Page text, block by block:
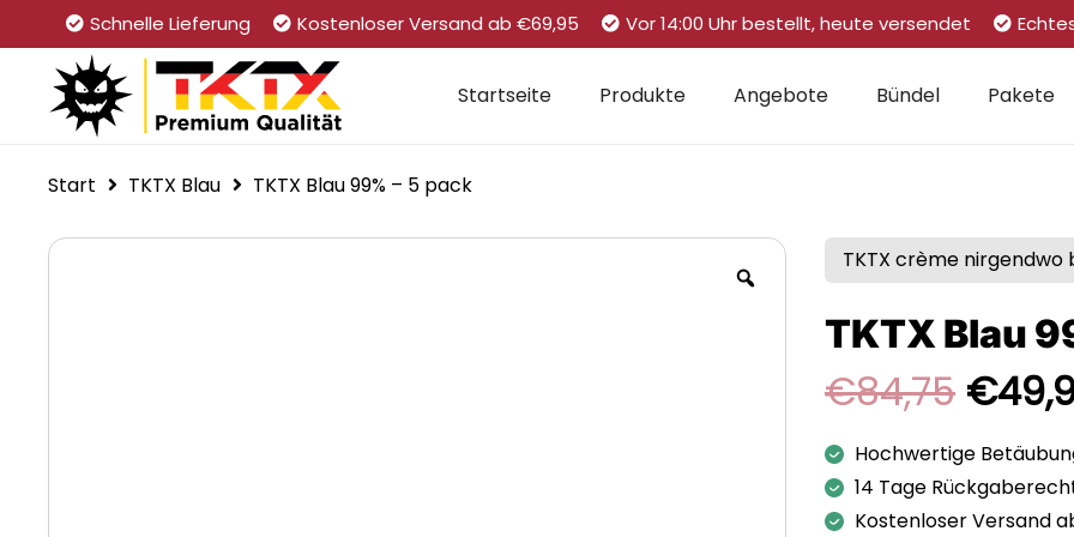
Schnelle Lieferung Kostenloser Versand ab €69,95 Vor 14:00 Uhr bestellt, heute versendet
Startseite Produkte Angebote Bündel Pakete
Start TKTX Blau TKTX Blau 99% – 5 pack
TKTX crème nirgendwo
TKTX Blau
€84,75
Preis
war:
€
Hochwertige
14 Tage
Kostenloser Versand